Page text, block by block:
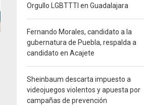
Orgullo LGBTTTI en Guadalajara
Fernando Morales, candidato a la
gubernatura de Puebla, respalda a
candidato en Acajete
Sheinbaum descarta impuesto a
videojuegos violentos y apuesta por
campañas de prevención